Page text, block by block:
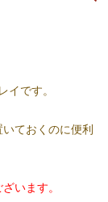
イです。
ておくのに便利
います。